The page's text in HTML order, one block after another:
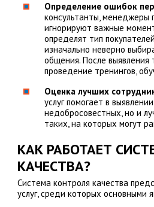
Определение ошибок
консультанты, менеджеры
игнорируют важные
определят тип
изначально неверно
общения. После
проведение тренингов,
Оценка лучших
услуг помогает в
недобросовестных, но и
таких, на которых могут
КАК РАБОТАЕТ
КАЧЕСТВА?
Система контроля качества
услуг, среди которых основными